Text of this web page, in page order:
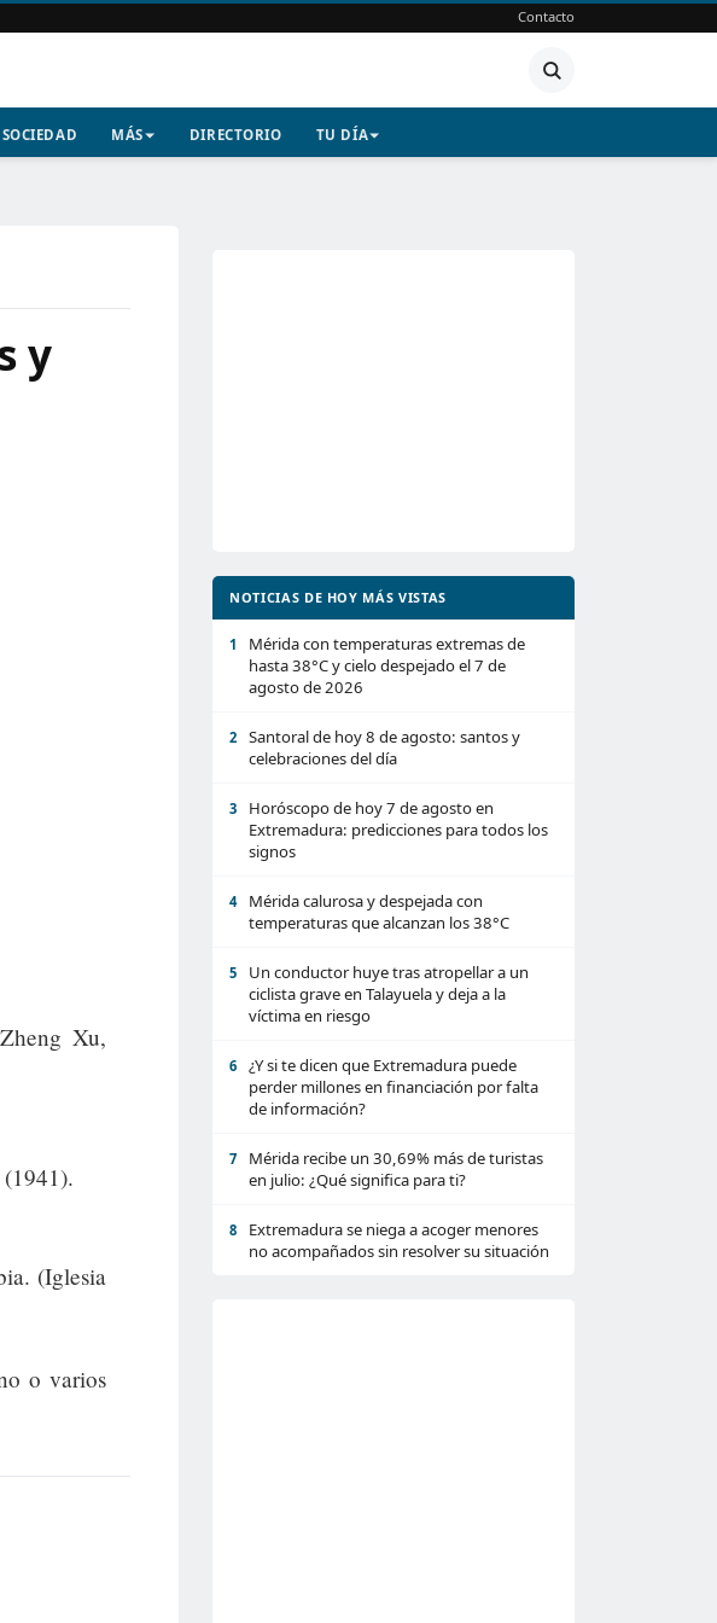
Contacto
SOCIEDAD MÁS DIRECTORIO TU DÍA
y
Xu,
(Iglesia
o varios
NOTICIAS DE HOY MÁS VISTAS
1
Mérida con temperaturas extremas de
hasta 38°C y cielo despejado el 7 de
agosto de 2026
2
Santoral de hoy 8 de agosto: santos y
celebraciones del día
3
Horóscopo de hoy 7 de agosto en
Extremadura: predicciones para todos los
signos
4
Mérida calurosa y despejada con
temperaturas que alcanzan los 38°C
5
Un conductor huye tras atropellar a un
ciclista grave en Talayuela y deja a la
víctima en riesgo
6
¿Y si te dicen que Extremadura puede
perder millones en financiación por falta
de información?
7
Mérida recibe un 30,69% más de turistas
en julio: ¿Qué significa para ti?
8
Extremadura se niega a acoger menores
no acompañados sin resolver su situación